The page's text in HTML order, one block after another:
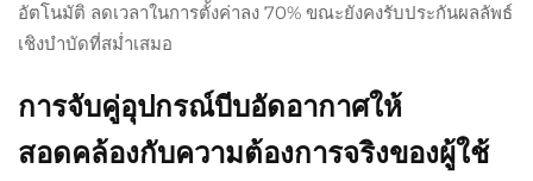
อัตโนมัติ ลดเวลาในการตั้งค่าลง 70% ขณะยังคงรับประกันผลลัพธ์
เชิงบำบัดที่สม่ำเสมอ
การจับคู่อุปกรณ์บีบอัดอากาศให้
สอดคล้องกับความต้องการจริงของผู้ใช้